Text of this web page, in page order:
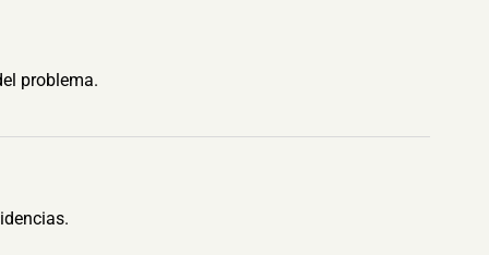
problema.